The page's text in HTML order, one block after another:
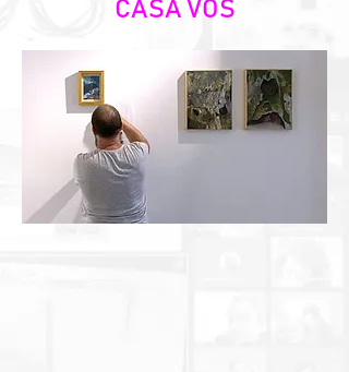
CASA VOS